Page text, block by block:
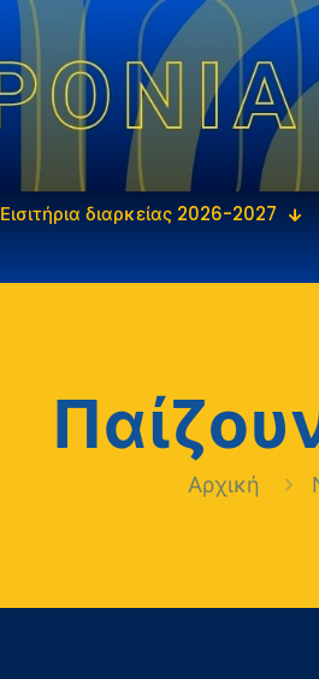
Εισιτήρια διαρκείας 2026-2027
Αρχική